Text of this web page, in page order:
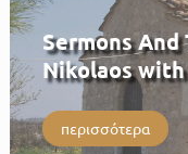
Sermons
Nikolaos
περισσότερα